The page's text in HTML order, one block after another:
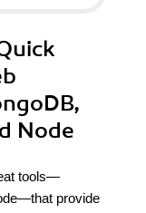
Node
tools—
provide